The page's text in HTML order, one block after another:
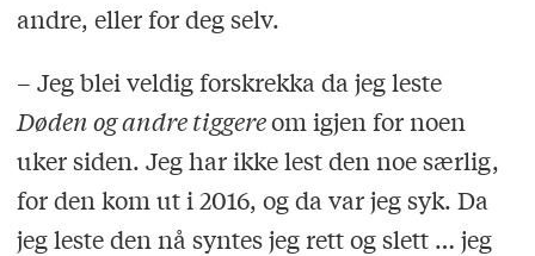
andre, eller for deg selv.
– Jeg blei veldig forskrekka da jeg leste
Døden og andre tiggereom igjen for noen
uker siden. Jeg har ikke lest den noe særlig,
for den kom ut i 2016, og da var jeg syk. Da
jeg leste den nå syntes jeg rett og slett … jeg